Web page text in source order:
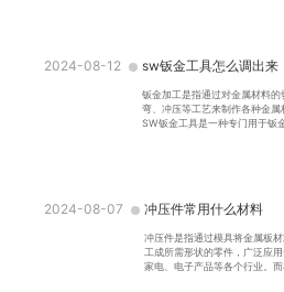
2024-08-12 sw钣金工具怎么调出来
钣金加工是指通过对金属材料的
弯、冲压等工艺来制作各种金属
SW钣金工具是一种专门用于钣
2024-08-07 冲压件常用什么材料
冲压件是指通过模具将金属板
工成所需形状的零件，广泛应用
家电、电子产品等各个行业。而